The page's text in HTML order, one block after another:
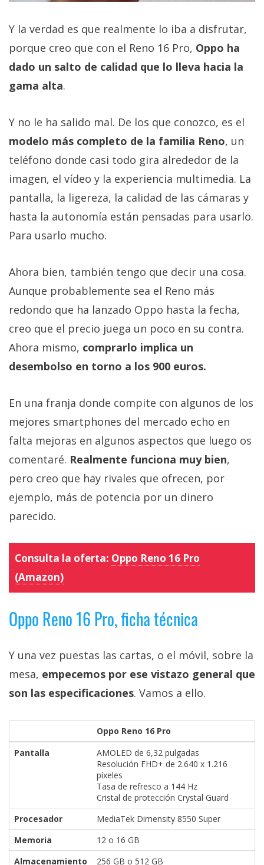
Y la verdad es que realmente lo iba a disfrutar,
porque creo que con el Reno 16 Pro, Oppo ha
dado un salto de calidad que lo lleva hacia la
gama alta.
Y no le ha salido mal. De los que conozco, es el
modelo más completo de la familia Reno, un
teléfono donde casi todo gira alrededor de la
imagen, el vídeo y la experiencia multimedia. La
pantalla, la ligereza, la calidad de las cámaras y
hasta la autonomía están pensadas para usarlo.
Para usarlo mucho.
Ahora bien, también tengo que decir una cosa.
Aunque probablemente sea el Reno más
redondo que ha lanzado Oppo hasta la fecha,
creo que el precio juega un poco en su contra.
Ahora mismo, comprarlo implica un
desembolso en torno a los 900 euros.
En una franja donde compite con algunos de los
mejores smartphones del mercado echo en
falta mejoras en algunos aspectos que luego os
comentaré. Realmente funciona muy bien,
pero creo que hay rivales que ofrecen, por
ejemplo, más de potencia por un dinero
parecido.
Consulta la oferta: Oppo Reno 16 Pro
(Amazon)
Oppo Reno 16 Pro, ficha técnica
Y una vez puestas las cartas, o el móvil, sobre la
mesa, empecemos por ese vistazo general que
son las especificaciones. Vamos a ello.
Oppo Reno 16 Pro
Pantalla
AMOLED de 6,32 pulgadas
Resolución FHD+ de 2.640 x 1.216
píxeles
Tasa de refresco a 144 Hz
Cristal de protección Crystal Guard
Procesador
MediaTek Dimensity 8550 Super
Memoria
12 o 16 GB
Almacenamiento
256 GB o 512 GB